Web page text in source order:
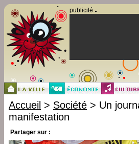
publicité
Accueil > Société > Un
manifestation
Partager sur :
Panneau de gestion des cookies